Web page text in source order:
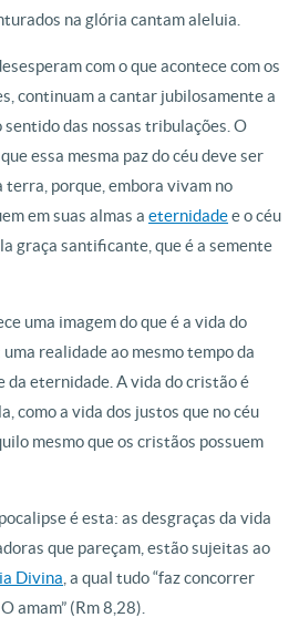
na glória cantam aleluia.
com o que acontece com os
continuam a cantar jubilosamente a
sentido das nossas tribulações. O
essa mesma paz do céu deve ser
terra, porque, embora vivam no
em suas almas a eternidadee o céu
graça santificante, que é a semente
uma imagem do que é a vida do
realidade ao mesmo tempo da
da eternidade. A vida do cristão é
como a vida dos justos que no céu
mesmo que os cristãos possuem
é esta: as desgraças da vida
que pareçam, estão sujeitas ao
Divina , a qual tudo “faz concorrer
amam” (Rm 8,28).